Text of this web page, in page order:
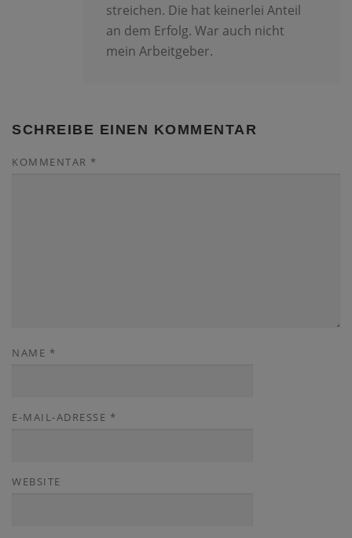
streichen. Die hat keinerlei Anteil
an dem Erfolg. War auch nicht
mein Arbeitgeber.
SCHREIBE EINEN KOMMENTAR
KOMMENTAR *
NAME *
E-MAIL-ADRESSE *
WEBSITE